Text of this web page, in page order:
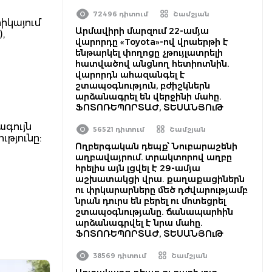
72496 դիտում Շամշյան
Արմավիրի մարզում 22-ամյա
վարորդը «Toyota»-ով վրաերթի է
ենթարկել փողոցը չթույլատրելի
հատվածով անցնող հետիոտնին.
վարորդն ահազանգել է
շտապօգնություն, բժիշկներն
արձանագրել են վերջինի մահը.
ՖՈՏՈՌԵՊՈՐՏԱԺ, ՏԵՍԱՆՅՈւԹ
56521 դիտում Շամշյան
Ողբերգական դեպք՝ Նուբարաշենի
աղբավայրում. տրակտորով աղբը
հրելիս այն լցվել է 29-ամյա
աշխատակցի վրա. քաղաքացիներն
ու փրկարարները մեծ դժվարությամբ
նրան դուրս են բերել ու մոտեցրել
շտապօգնությանը. ճանապարհին
արձանագրվել է նրա մահը.
ՖՈՏՈՌԵՊՈՐՏԱԺ, ՏԵՍԱՆՅՈւԹ
38569 դիտում Շամշյան